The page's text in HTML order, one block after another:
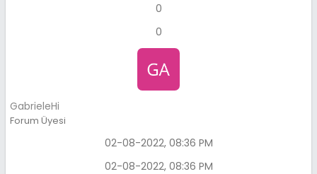
0
0
GabrieleHi
Forum Üyesi
02-08-2022, 08:36 PM
02-08-2022, 08:36 PM